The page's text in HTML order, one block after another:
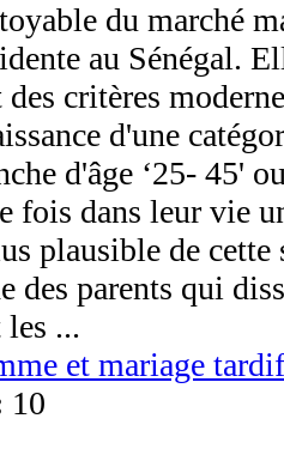
du marché
au Sénégal.
critères
d'une
d'âge ‘25- 45'
fois dans leur vie
plausible de
des parents qui
les ...
et mariage
10